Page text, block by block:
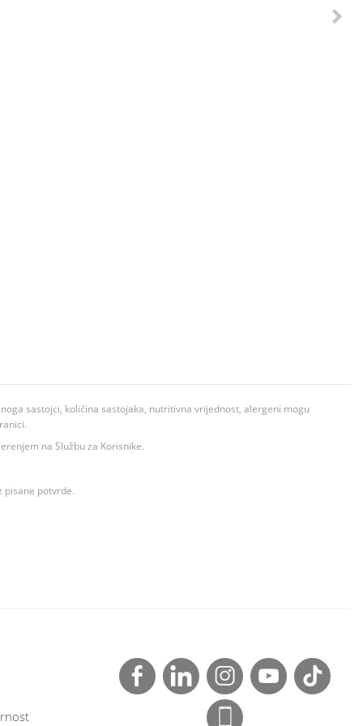
sastojci, količina sastojaka, nutritivna vrijednost, alergeni mogu
na Službu za Korisnike.
pisane potvrde.